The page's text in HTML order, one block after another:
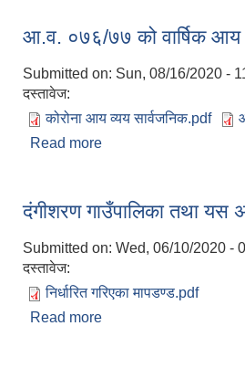
आ.व. ०७६/७७ को वार्षिक आय
Submitted on: Sun, 08/16/2020 -
दस्तावेज:
कोरोना आय व्यय सार्वजनिक.pdf
Read more
दंगीशरण गाउँपालिका तथा यस
Submitted on: Wed, 06/10/2020 -
दस्तावेज:
निर्धारित गरिएका मापडण्ड.pdf
Read more